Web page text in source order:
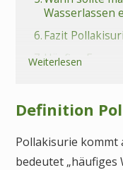
Definition
Pollakisurie kommt
bedeutet „häufiges
Wasserlassen
6.Fazit
7.Häufige
Weiterlesen